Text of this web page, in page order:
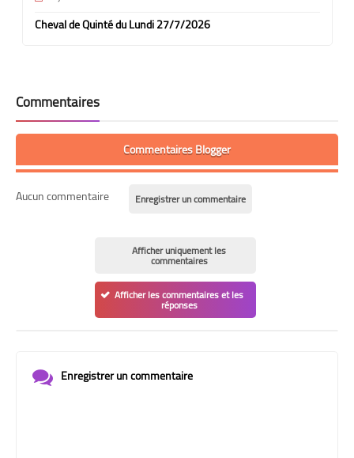
Cheval de Quinté du Lundi 27/7/2026
Commentaires
Commentaires Blogger
Aucun commentaire Enregistrer un commentaire
Afficher uniquement les
commentaires
Afficher les commentaires et les
réponses
Enregistrer un commentaire